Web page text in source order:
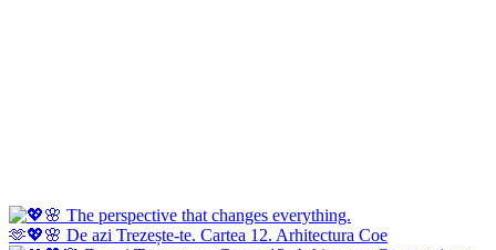
🫶💖🌸 De azi Trezește-te. Cartea 12. Arhitectura Coe